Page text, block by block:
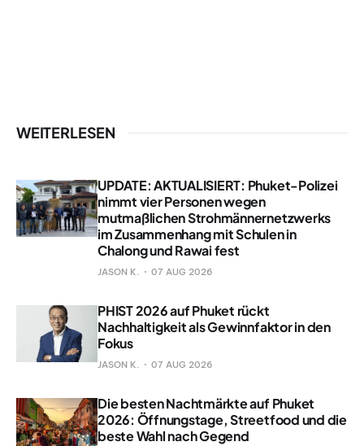
WEITERLESEN
UPDATE: AKTUALISIERT: Phuket-Polizei
nimmt vier Personen wegen
mutmaßlichen Strohmännernetzwerks
im Zusammenhang mit Schulen in
Chalong und Rawai fest
JASON K. 07 AUG 2026
PHIST 2026 auf Phuket rückt
Nachhaltigkeit als Gewinnfaktor in den
Fokus
JASON K. 07 AUG 2026
Die besten Nachtmärkte auf Phuket
2026: Öffnungstage, Streetfood und die
beste Wahl nach Gegend